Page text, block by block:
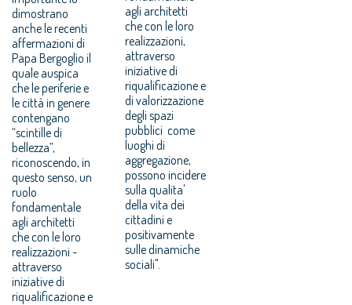
dimostrano
anche le recenti
affermazioni di
Papa Bergoglio il
quale auspica
che le periferie e
le città in genere
contengano
“scintille di
bellezza”,
riconoscendo, in
questo senso, un
ruolo
fondamentale
agli architetti
che con le loro
realizzazioni -
attraverso
iniziative di
riqualificazione e
agli architetti
che con le loro
realizzazioni,
attraverso
iniziative di
riqualificazione e
di valorizzazione
degli spazi
pubblici come
luoghi di
aggregazione,
possono incidere
sulla qualita'
della vita dei
cittadini e
positivamente
sulle dinamiche
sociali".